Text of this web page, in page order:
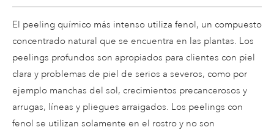
El peeling químico más intenso utiliza fenol, un compuesto
concentrado natural que se encuentra en las plantas. Los
peelings profundos son apropiados para clientes con piel
clara y problemas de piel de serios a severos, como por
ejemplo manchas del sol, crecimientos precancerosos y
arrugas, líneas y pliegues arraigados. Los peelings con
fenol se utilizan solamente en el rostro y no son